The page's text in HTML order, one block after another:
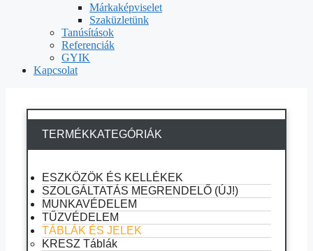
Márkaképviselet
Szaküzletünk
Tanúsítások
Referenciák
GYIK
Kapcsolat
TERMÉKKATEGÓRIÁK
ESZKÖZÖK ÉS KELLÉKEK
SZOLGÁLTATÁS MEGRENDELŐ (ÚJ!)
MUNKAVÉDELEM
TŰZVÉDELEM
TÁBLÁK ÉS JELEK
KRESZ Táblák